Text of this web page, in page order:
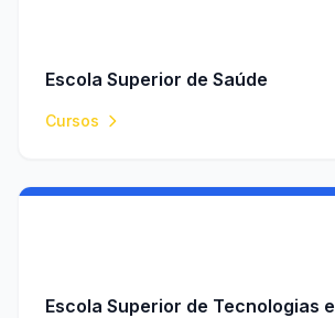
Escola Superior de Saúde
Cursos
Escola Superior de Tecnologias e